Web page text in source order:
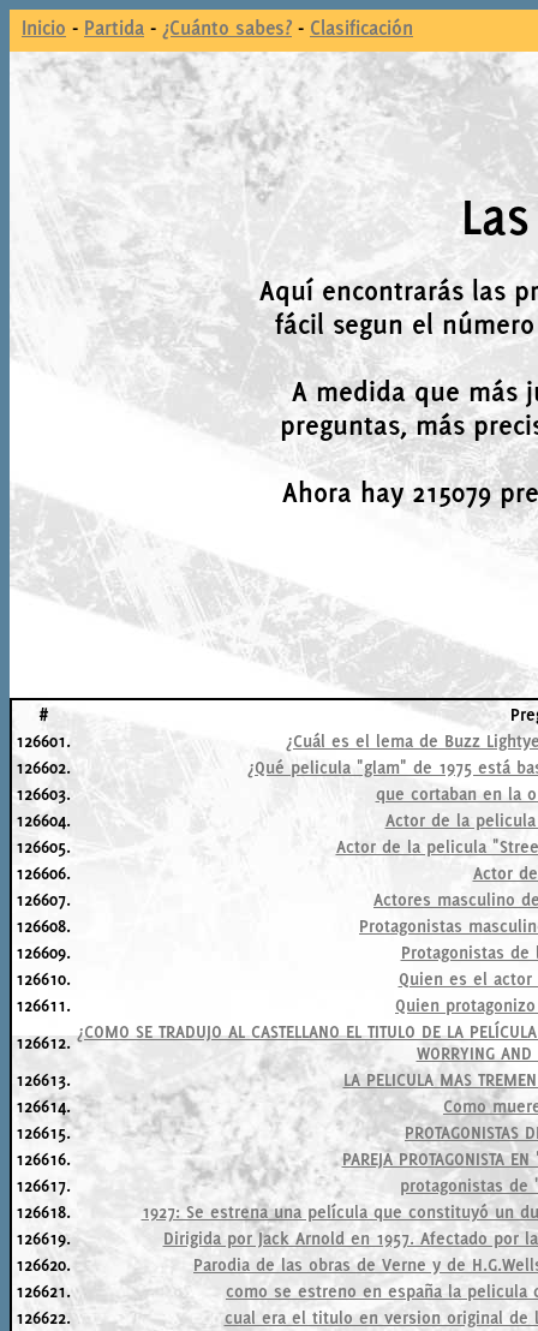
Inicio - Partida - ¿Cuánto sabes? - Clasificación
Aquí encontrarás las
fácil segun el
A medida que más
preguntas, más
Ahora hay 215079
#
126601.
¿Cuál es el lema de Buzz
126602.
¿Qué pelicula "glam" de 1975 está
126603.
que cortaban en la
126604.
Actor de la
126605.
Actor de la pelicula
126606.
Actor
126607.
Actores masculino
126608.
Protagonistas
126609.
Protagonistas de
126610.
Quien es el
126611.
Quien
126612. ¿COMO SE TRADUJO AL CASTELLANO EL TITULO DE LA
WORRYING
126613.
LA PELICULA MAS
126614.
Como
126615.
PROTAGONISTAS
126616.
PAREJA PROTAGONISTA
126617.
protagonistas de
126618.
1927: Se estrena una película que constituyó un
126619.
Dirigida por Jack Arnold en 1957. Afectado por
126620.
Parodia de las obras de Verne y de
126621.
como se estreno en españa la
126622.
cual era el titulo en version original